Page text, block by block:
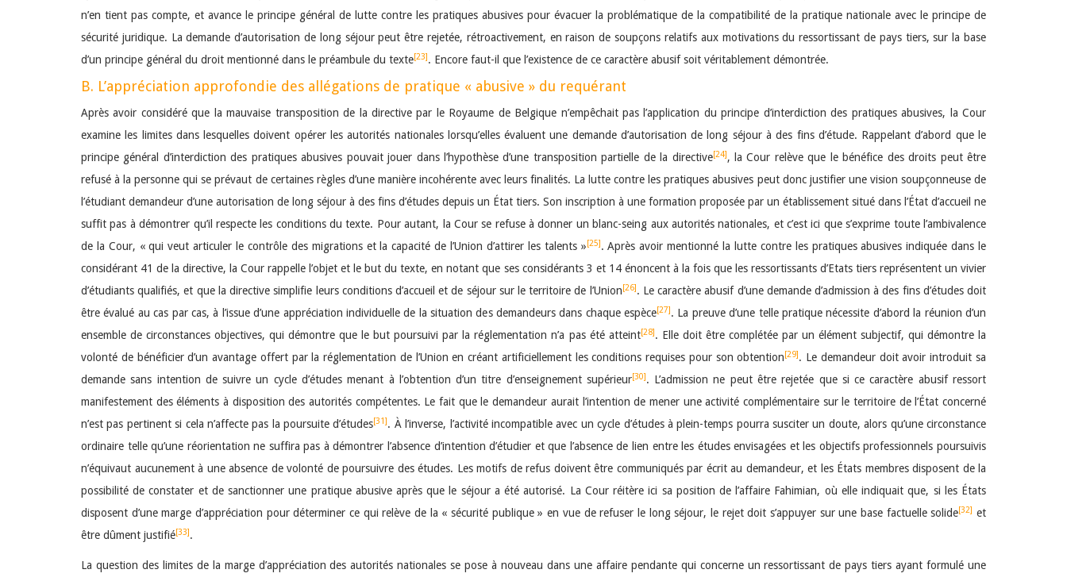
n’en tient pas compte, et avance le principe général de lutte contre les pratiques abusives pour évacuer la problématique de la compatibilité de la pratique nationale avec le principe de
sécurité juridique. La demande d’autorisation de long séjour peut être rejetée, rétroactivement, en raison de soupçons relatifs aux motivations du ressortissant de pays tiers, sur la base
d’un principe général du droit mentionné dans le préambule du texte[23]. Encore faut-il que l’existence de ce caractère abusif soit véritablement démontrée.
B. L’appréciation approfondie des allégations de pratique « abusive » du requérant
Après avoir considéré que la mauvaise transposition de la directive par le Royaume de Belgique n’empêchait pas l’application du principe d’interdiction des pratiques abusives, la Cour
examine les limites dans lesquelles doivent opérer les autorités nationales lorsqu’elles évaluent une demande d’autorisation de long séjour à des fins d’étude. Rappelant d’abord que le
principe général d’interdiction des pratiques abusives pouvait jouer dans l’hypothèse d’une transposition partielle de la directive[24], la Cour relève que le bénéfice des droits peut être
refusé à la personne qui se prévaut de certaines règles d’une manière incohérente avec leurs finalités. La lutte contre les pratiques abusives peut donc justifier une vision soupçonneuse de
l’étudiant demandeur d’une autorisation de long séjour à des fins d’études depuis un État tiers. Son inscription à une formation proposée par un établissement situé dans l’État d’accueil ne
suffit pas à démontrer qu’il respecte les conditions du texte. Pour autant, la Cour se refuse à donner un blanc-seing aux autorités nationales, et c’est ici que s’exprime toute l’ambivalence
de la Cour, « qui veut articuler le contrôle des migrations et la capacité de l’Union d’attirer les talents »[25]. Après avoir mentionné la lutte contre les pratiques abusives indiquée dans le
considérant 41 de la directive, la Cour rappelle l’objet et le but du texte, en notant que ses considérants 3 et 14 énoncent à la fois que les ressortissants d’Etats tiers représentent un vivier
d’étudiants qualifiés, et que la directive simplifie leurs conditions d’accueil et de séjour sur le territoire de l’Union[26]. Le caractère abusif d’une demande d’admission à des fins d’études doit
être évalué au cas par cas, à l’issue d’une appréciation individuelle de la situation des demandeurs dans chaque espèce[27]. La preuve d’une telle pratique nécessite d’abord la réunion d’un
ensemble de circonstances objectives, qui démontre que le but poursuivi par la réglementation n’a pas été atteint[28]. Elle doit être complétée par un élément subjectif, qui démontre la
volonté de bénéficier d’un avantage offert par la réglementation de l’Union en créant artificiellement les conditions requises pour son obtention[29]. Le demandeur doit avoir introduit sa
demande sans intention de suivre un cycle d’études menant à l’obtention d’un titre d’enseignement supérieur[30]. L’admission ne peut être rejetée que si ce caractère abusif ressort
manifestement des éléments à disposition des autorités compétentes. Le fait que le demandeur aurait l’intention de mener une activité complémentaire sur le territoire de l’État concerné
n’est pas pertinent si cela n’affecte pas la poursuite d’études[31]. À l’inverse, l’activité incompatible avec un cycle d’études à plein-temps pourra susciter un doute, alors qu’une circonstance
ordinaire telle qu’une réorientation ne suffira pas à démontrer l’absence d’intention d’étudier et que l’absence de lien entre les études envisagées et les objectifs professionnels poursuivis
n’équivaut aucunement à une absence de volonté de poursuivre des études. Les motifs de refus doivent être communiqués par écrit au demandeur, et les États membres disposent de la
possibilité de constater et de sanctionner une pratique abusive après que le séjour a été autorisé. La Cour réitère ici sa position de l’affaire Fahimian, où elle indiquait que, si les États
disposent d’une marge d’appréciation pour déterminer ce qui relève de la « sécurité publique » en vue de refuser le long séjour, le rejet doit s’appuyer sur une base factuelle solide[32] et
être dûment justifié[33].
La question des limites de la marge d’appréciation des autorités nationales se pose à nouveau dans une affaire pendante qui concerne un ressortissant de pays tiers ayant formulé une